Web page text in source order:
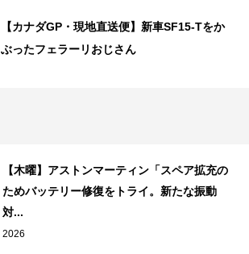
【カナダGP・現地直送便】新車SF15-Tをか
ぶったフェラーリおじさん
【木曜】アストンマーティン「スペア拡充の
ためバッテリー修復をトライ。新たな振動
対...
2026